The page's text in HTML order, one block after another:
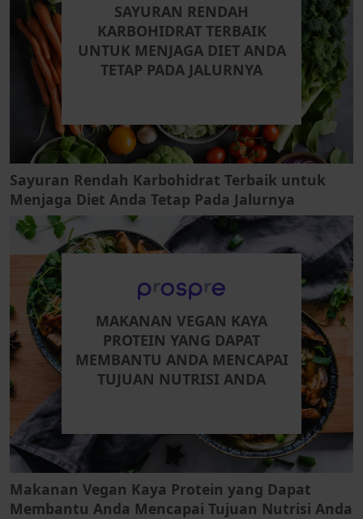
SAYURAN RENDAH
KARBOHIDRAT TERBAIK
UNTUK MENJAGA DIET ANDA
TETAP PADA JALURNYA
Sayuran Rendah Karbohidrat Terbaik untuk
Menjaga Diet Anda Tetap Pada Jalurnya
MAKANAN VEGAN KAYA
PROTEIN YANG DAPAT
MEMBANTU ANDA MENCAPAI
TUJUAN NUTRISI ANDA
Makanan Vegan Kaya Protein yang Dapat
Membantu Anda Mencapai Tujuan Nutrisi Anda